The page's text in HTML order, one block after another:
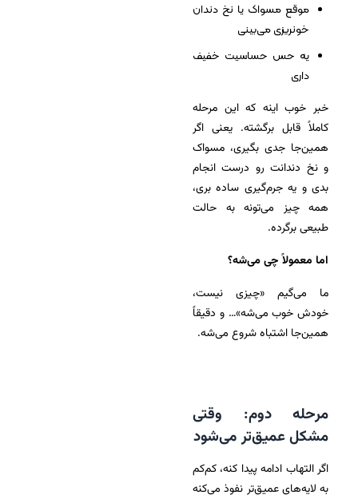
موقع مسواک یا نخ دندان
خونریزی می‌بینی
یه حس حساسیت خفیف
داری
خبر خوب اینه که این مرحله
کاملاً قابل برگشته. یعنی اگر
همین‌جا جدی بگیری، مسواک
و نخ دندانت رو درست انجام
بدی و یه جرم‌گیری ساده بری،
همه چیز می‌تونه به حالت
طبیعی برگرده.
اما معمولاً چی می‌شه؟
ما می‌گیم «چیزی نیست،
خودش خوب می‌شه»… و دقیقاً
همین‌جا اشتباه شروع می‌شه.
مرحله دوم: وقتی
مشکل عمیق‌تر می‌شود
اگر التهاب ادامه پیدا کنه، کم‌کم
به لایه‌های عمیق‌تر نفوذ می‌کنه